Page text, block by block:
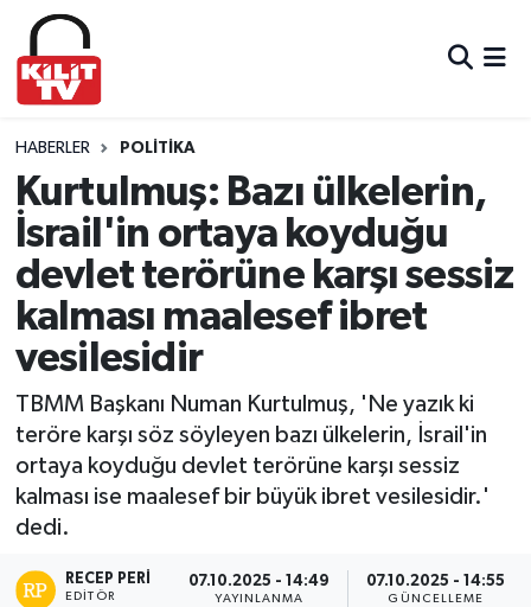
HABERLER POLITIKA
Kurtulmuş: Bazı ülkelerin,
İsrail'in ortaya koyduğu
devlet terörüne karşı sessiz
kalması maalesef ibret
vesilesidir
TBMM Başkanı Numan Kurtulmuş, 'Ne yazık ki
teröre karşı söz söyleyen bazı ülkelerin, İsrail'in
ortaya koyduğu devlet terörüne karşı sessiz
kalması ise maalesef bir büyük ibret vesilesidir.'
dedi.
RECEP PERI
EDITÖR
07.10.2025 - 14:49
YAYINLANMA
07.10.2025 - 14:55
GÜNCELLEME
Hava Durumu
Trafik Durumu
Süper Lig Puan Durumu ve Fikstür
Tüm Manşetler
Son Dakika Haberleri
Haber Arşivi